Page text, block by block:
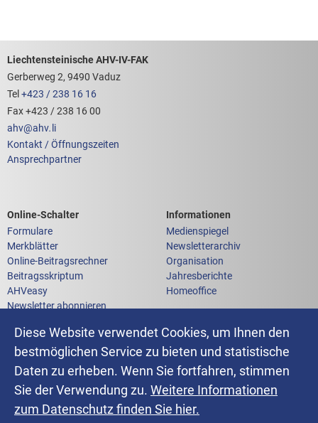
Diese Website verwendet Cookies, um Ihnen den
bestmöglichen Service zu bieten und statistische
Daten zu erheben. Wenn Sie fortfahren, stimmen
Sie der Verwendung zu. Weitere Informationen
zum Datenschutz finden Sie hier.
Footerbereich mit hilfreichen Links
Liechtensteinische AHV-IV-FAK
Gerberweg 2, 9490 Vaduz
Tel +423 / 238 16 16
Fax +423 / 238 16 00
ahv@ahv. li
Kontakt / Öffnungszeiten
Ansprechpartner
Links zum
Online-Schalter
Formulare
Merkblätter
Online-Beitragsrechner
Beitragsskriptum
AHVeasy
Newsletter abonnieren
Links zu weiteren
Informationen
Medienspiegel
Newsletterarchiv
Organisation
Jahresberichte
Homeoffice
Impressum
Datenschutz
Erklärung zur Barrierefreiheit